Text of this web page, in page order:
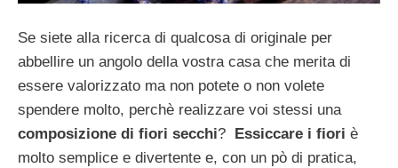
Se siete alla ricerca di qualcosa di originale per
abbellire un angolo della vostra casa che merita di
essere valorizzato ma non potete o non volete
spendere molto, perchè realizzare voi stessi una
composizione di fiori secchi? Essiccare i fiori è
molto semplice e divertente e, con un pò di pratica,